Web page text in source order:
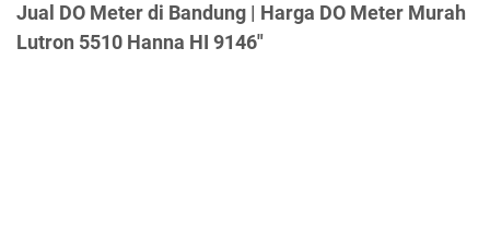
Jual DO Meter di Bandung | Harga DO Meter Murah
Lutron 5510 Hanna HI 9146"